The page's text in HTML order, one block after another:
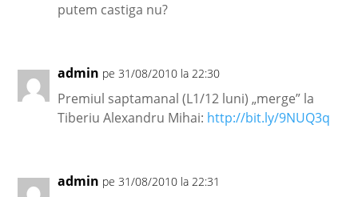
putem castiga nu?
admin pe 31/08/2010 la 22:30
Premiul saptamanal (L1/12 luni) „merge” la
Tiberiu Alexandru Mihai: http://bit.ly/9NUQ3q
admin pe 31/08/2010 la 22:31